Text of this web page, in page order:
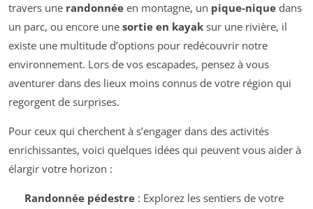
travers une randonnée en montagne, un pique-nique dans
un parc, ou encore une sortie en kayak sur une rivière, il
existe une multitude d’options pour redécouvrir notre
environnement. Lors de vos escapades, pensez à vous
aventurer dans des lieux moins connus de votre région qui
regorgent de surprises.
Pour ceux qui cherchent à s’engager dans des activités
enrichissantes, voici quelques idées qui peuvent vous aider à
élargir votre horizon :
Randonnée pédestre: Explorez les sentiers de votre